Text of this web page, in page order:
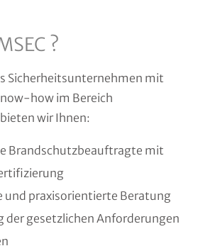
?
Sicherheitsunternehmen mit
how im Bereich
wir Ihnen:
Brandschutzbeauftragte mit
und praxisorientierte Beratung
der gesetzlichen Anforderungen